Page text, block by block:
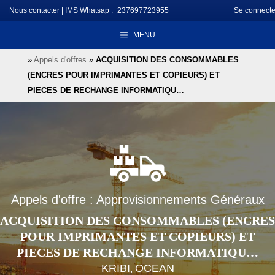
Aller
au
Nous contacter IMS Whatsap :+237697723955 Se
MENU
» Appels d'offres » ACQUISITION DES CONSOMMABLES
(ENCRES POUR IMPRIMANTES ET COPIEURS) ET
PIECES DE RECHANGE INFORMATIQU…
Appels d'offre : Approvisionnements Généraux
ACQUISITION DES CONSOMMABLES (ENCRES
POUR IMPRIMANTES ET COPIEURS) ET
PIECES DE RECHANGE INFORMATIQU…
KRIBI, OCEAN